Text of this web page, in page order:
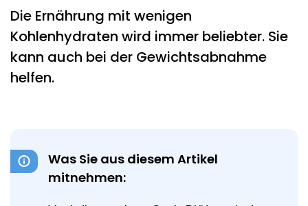
Die Ernährung mit wenigen
Kohlenhydraten wird immer beliebter. Sie
kann auch bei der Gewichtsabnahme
helfen.
Was Sie aus diesem Artikel
mitnehmen: